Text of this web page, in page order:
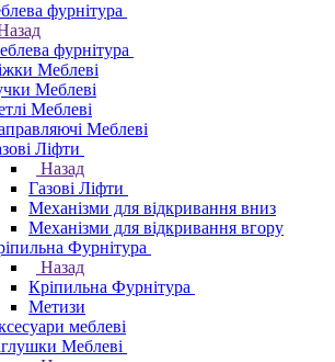
фурнітура
фурнітура
Меблеві
Меблеві
Меблеві
Меблеві
Ліфти
Назад
Газові Ліфти
Механізми для відкривання вниз
Механізми для відкривання вгору
Фурнітура
Назад
Кріпильна Фурнітура
Метизи
меблеві
Меблеві